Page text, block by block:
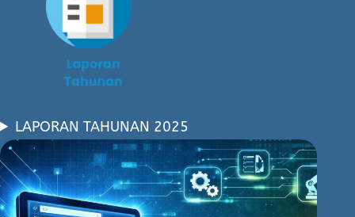
LAPORAN TAHUNAN 2025